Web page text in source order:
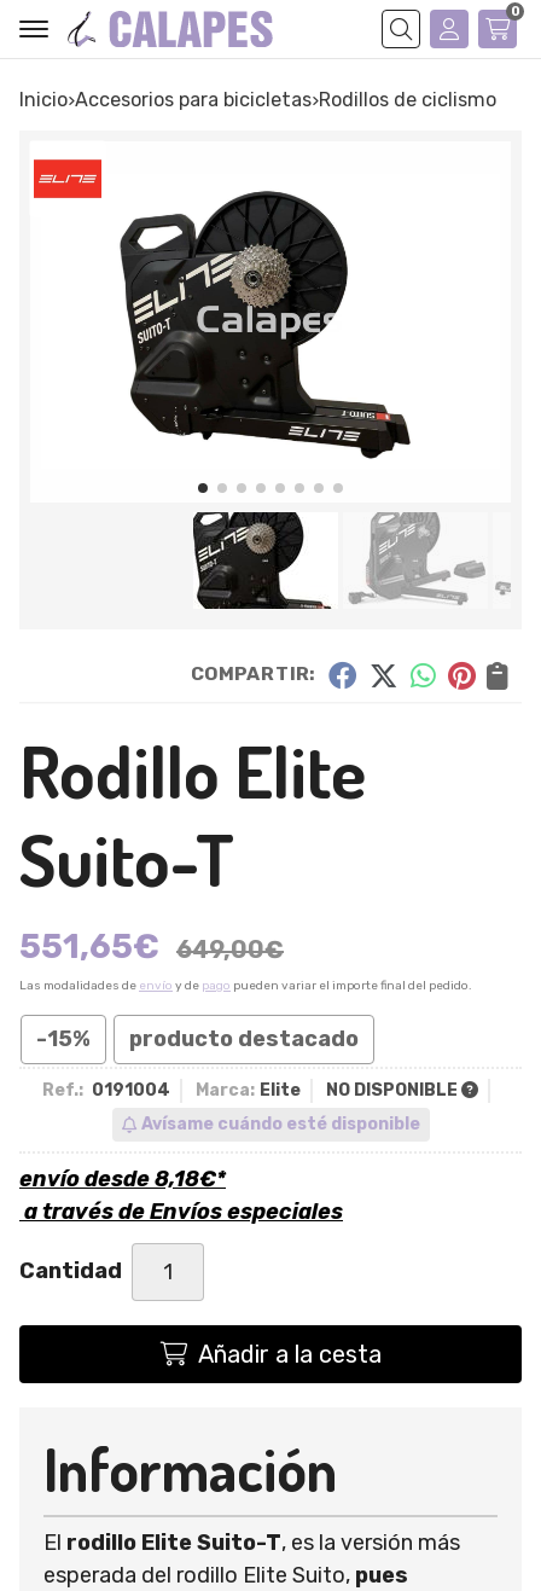
Buscar
0
Inicio accesorios para bicicletas rodillos de ciclismo
COMPARTIR:
Rodillo Elite
Suito-T
551,65€ 649,00€
Las modalidades de envío y de pago pueden variar el importe final del pedido.
-15% producto destacado
Ref.: 0191004 Marca: Elite
NO DISPONIBLE
Avísame cuándo esté disponible
envío desde8,18€*
a través deEnvíos especiales
Cantidad
Añadir a la cesta
Información
El rodillo Elite Suito-T, es la versión más
esperada del rodillo Elite Suito, pues